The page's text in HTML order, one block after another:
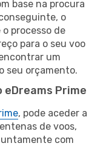
base na procura
o
processo de
para o seu voo
um
seu orçamento.
eDreams Prime
, pode aceder a
de voos,
com